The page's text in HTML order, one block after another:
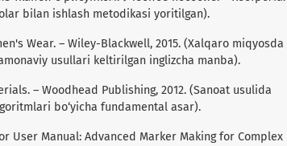
bilan ishlash metodikasi yoritilgan).
Wear. – Wiley-Blackwell, 2015. (Xalqaro miqyosda
usullari keltirilgan inglizcha manba).
– Woodhead Publishing, 2012. (Sanoat usulida
bo‘yicha fundamental asar).
User Manual: Advanced Marker Making for Complex